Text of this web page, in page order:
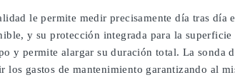
le permite medir precisamente día tras
y su protección integrada para la
y permite alargar su duración total. La sonda
los gastos de mantenimiento garantizando al